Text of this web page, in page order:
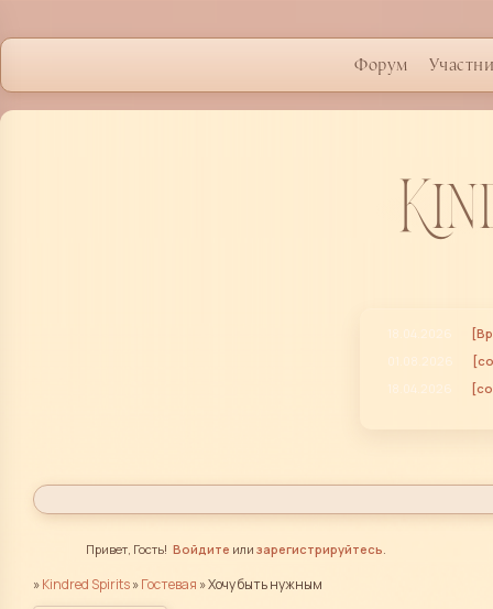
18.04.2026
01.08.2026
18.04.2026
Форум
Привет, Гость! Войдите илизарегистрируйтесь
»Kindred Spirits»Гостевая »Хочу быть нужным